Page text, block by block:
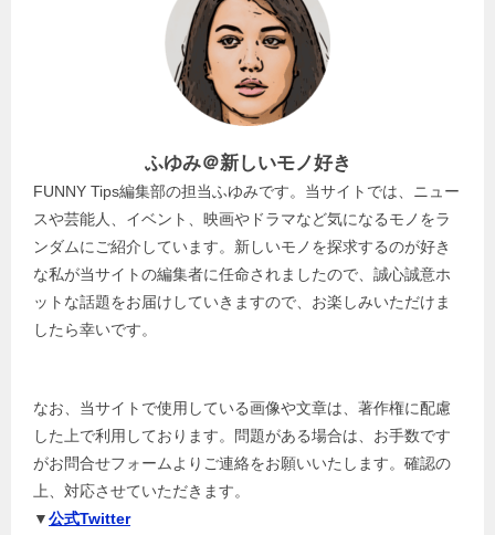
ふゆみ＠新しいモノ好き
FUNNY Tips編集部の担当ふゆみです。当サイトでは、ニュー
スや芸能人、イベント、映画やドラマなど気になるモノをラ
ンダムにご紹介しています。新しいモノを探求するのが好き
な私が当サイトの編集者に任命されましたので、誠心誠意ホ
ットな話題をお届けしていきますので、お楽しみいただけま
したら幸いです。
なお、当サイトで使用している画像や文章は、著作権に配慮
した上で利用しております。問題がある場合は、お手数です
がお問合せフォームよりご連絡をお願いいたします。確認の
上、対応させていただきます。
▼公式Twitter